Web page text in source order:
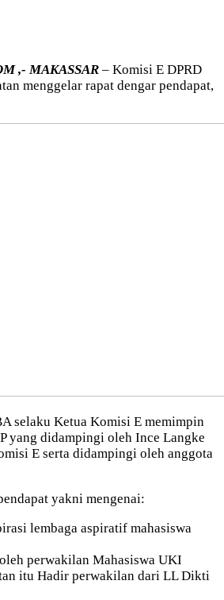
,- MAKASSAR – Komisi E DPRD
menggelar rapat dengar pendapat,
selaku Ketua Komisi E memimpin
yang didampingi oleh Ince Langke
E serta didampingi oleh anggota
yakni mengenai:
lembaga aspiratif mahasiswa
perwakilan Mahasiswa UKI
itu Hadir perwakilan dari LL Dikti